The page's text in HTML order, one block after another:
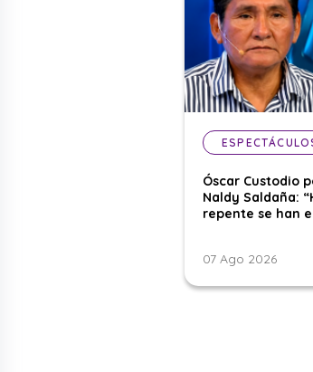
Óscar Custodio
Naldy Saldaña:
repente se han
07 Ago 2026